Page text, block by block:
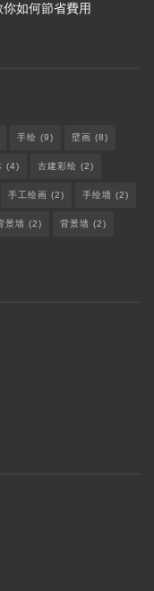
如何節省費用
手绘 (9) 壁画 (8)
(4) 古建彩绘 (2)
手工绘画 (2) 手绘墙 (2)
景墙 (2) 背景墙 (2)